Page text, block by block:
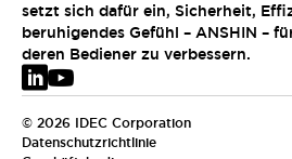
setzt sich dafür ein, Sicherheit,
beruhigendes Gefühl – ANSHIN –
deren Bediener zu verbessern.
© 2026 IDEC Corporation
Datenschutzrichtlinie